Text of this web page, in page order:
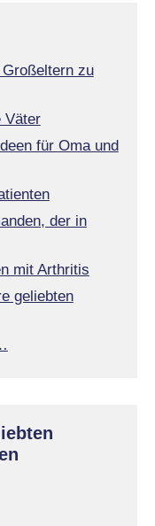
Großeltern zu
Väter
für Oma und
der in
mit Arthritis
geliebten